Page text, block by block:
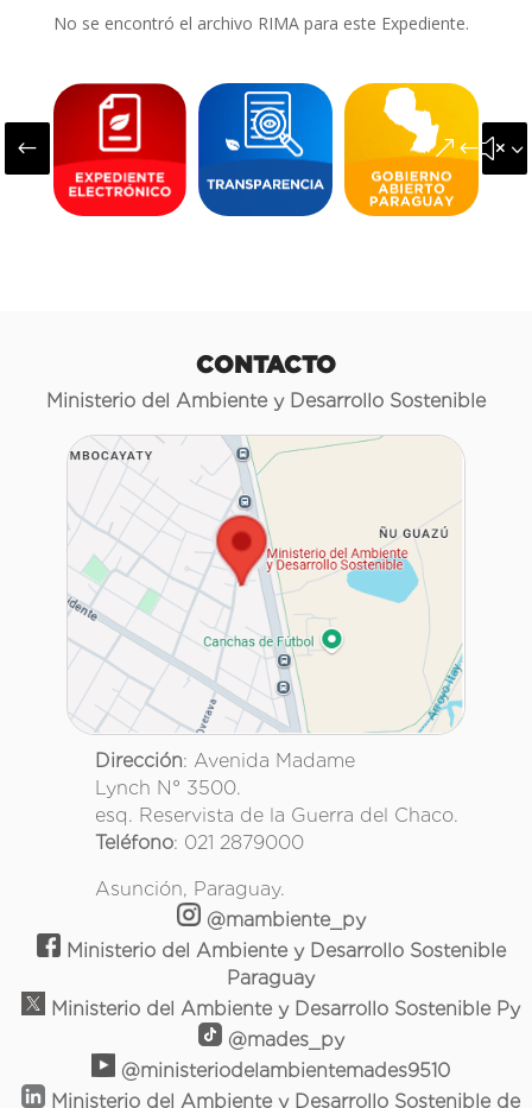
No se encontró el archivo RIMA para este Expediente.
#
CONTACTO
Ministerio del Ambiente y Desarrollo Sostenible
Dirección: Avenida Madame
Lynch N° 3500.
esq. Reservista de la Guerra del Chaco.
Teléfono: 021 2879000
Asunción, Paraguay.
@mambiente_py
Ministerio del Ambiente y Desarrollo Sostenible
Paraguay
Ministerio del Ambiente y Desarrollo Sostenible Py
@mades_py
@ministeriodelambientemades9510
Ministerio del Ambiente y Desarrollo Sostenible de